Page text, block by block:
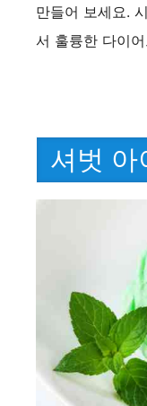
만들어 보세요.
서 훌륭한 다이
셔벗 아